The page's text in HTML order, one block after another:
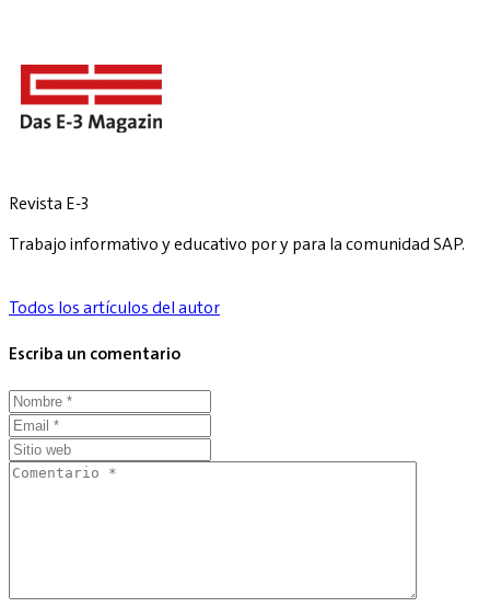
Revista E-3
Trabajo informativo y educativo por y para la comunidad SAP.
Todos los artículos del autor
Escriba un comentario